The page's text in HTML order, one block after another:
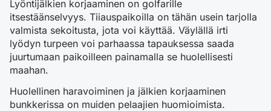
Lyöntijälkien korjaaminen on golfarille
itsestäänselvyys. Tiiauspaikoilla on tähän usein tarjolla
valmista sekoitusta, jota voi käyttää. Väylällä irti
lyödyn turpeen voi parhaassa tapauksessa saada
juurtumaan paikoilleen painamalla se huolellisesti
maahan.
Huolellinen haravoiminen ja jälkien korjaaminen
bunkkerissa on muiden pelaajien huomioimista.